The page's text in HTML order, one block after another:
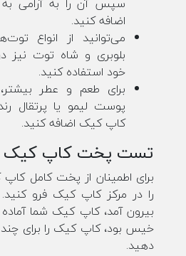
اضافه کنید.
می‌توانید از انواع
بلوبری و شاه توت
خود استفاده کنید.
برای طعم و عطر
پوست لیمو یا پرتقال
کاپ کیک اضافه کنید.
تست پخت کاپ کیک
برای اطمینان از پخت کامل
را در مرکز کاپ کیک فرو کنید.
بیرون آمد، کاپ کیک شما
خیس بود، کاپ کیک را برای چند
دهید.